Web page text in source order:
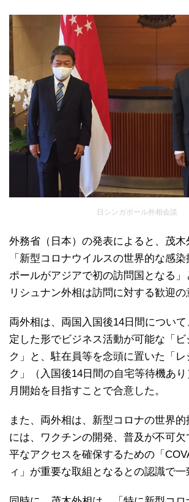
日シンガポール外相会談
外務省（日本）の発表によると、茂木
「新型コロナウイルスの世界的な感
ポールがアジアで初の訪問国となる」
リシュナン外相は訪問に対する歓迎の
両外相は、両国入国後14日間につい
定した形でビジネス活動が可能な「ビ
ク」と、駐在員等を念頭に置いた「レ
ク」（入国後14日間の自宅等待機あり
月開始を目指すことで合意した。
また、両外相は、新型コロナの世界
には、ワクチンの開発、普及が不可
平なアクセスを確保するための「
ィ」が重要な取組となるとの認識で一